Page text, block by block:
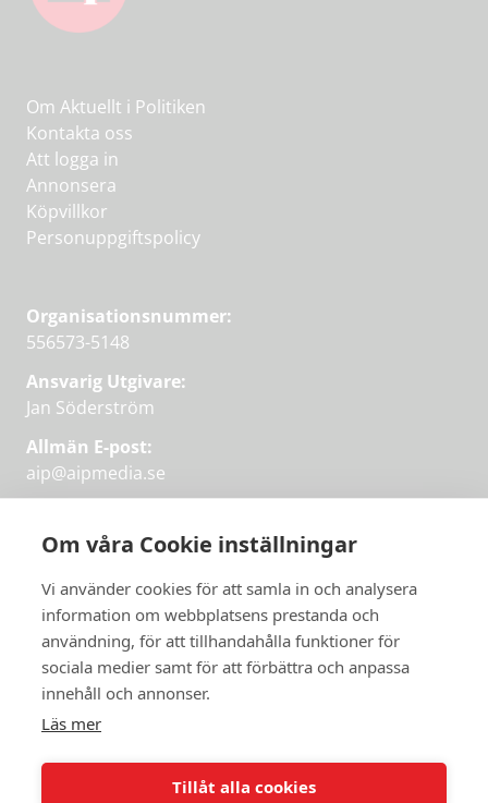
Om våra Cookie inställningar
Vi använder cookies för att samla in och analysera
information om webbplatsens prestanda och
användning, för att tillhandahålla funktioner för
sociala medier samt för att förbättra och anpassa
innehåll och annonser.
Läs mer
Tillåt alla cookies
Få veckans bästa
artiklar i mejlen
varje vecka om våra mest intressanta
Om Aktuellt i Politiken
Kontakta oss
Att logga in
Annonsera
Köpvillkor
Personuppgiftspolicy
Organisationsnummer:
556573-5148
Ansvarig Utgivare:
Jan Söderström
Allmän E-post:
aip@aipmedia.se
aip@flowyinfo.seeller 08-1210 60 40.
Instagram
LinkedIn
Twitter
Facebook
Få veckans bästa
artiklar på mejlen
PRENUMERERA